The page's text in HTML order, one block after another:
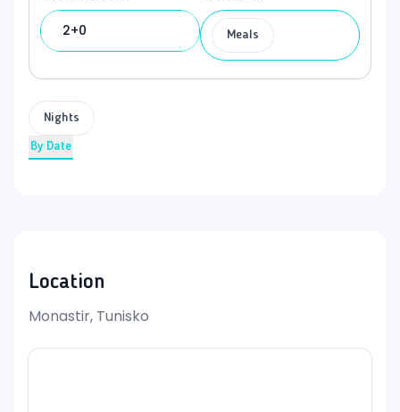
2+0 Meals
Nights
By Date
Location
Monastir, Tunisko